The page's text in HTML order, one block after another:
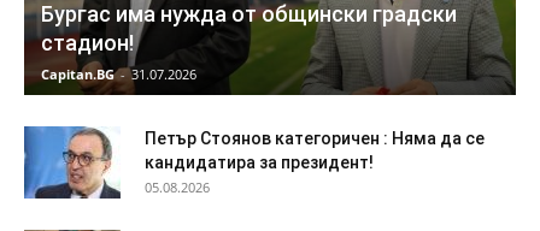
Бургас има нужда от общински градски
стадион!
Capitan.BG - 31.07.2026
Петър Стоянов категоричен : Няма да се
кандидатира за президент!
05.08.2026